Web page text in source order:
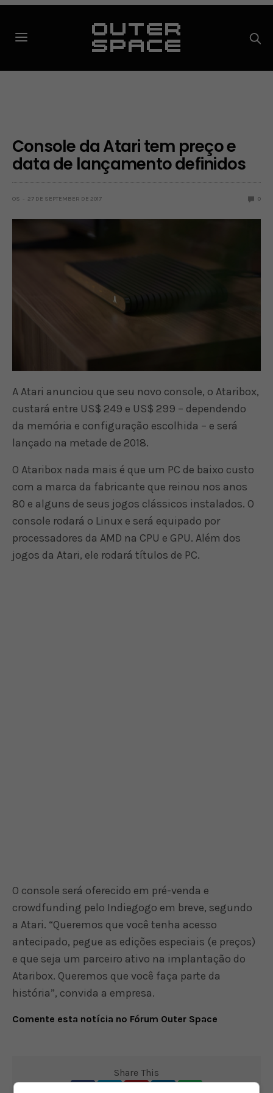
Console da Atari tem preço e
data de lançamento definidos
OS 27 DE SEPTEMBER DE 2017 0
A Atari anunciou que seu novo console, o Ataribox,
custará entre US$ 249 e US$ 299 – dependendo
da memória e configuração escolhida – e será
lançado na metade de 2018.
O Ataribox nada mais é que um PC de baixo custo
com a marca da fabricante que reinou nos anos
80 e alguns de seus jogos clássicos instalados. O
console rodará o Linux e será equipado por
processadores da AMD na CPU e GPU. Além dos
jogos da Atari, ele rodará títulos de PC.
O console será oferecido em pré-venda e
crowdfunding pelo Indiegogo em breve, segundo
a Atari. “Queremos que você tenha acesso
antecipado, pegue as edições especiais (e preços)
e que seja um parceiro ativo na implantação do
Ataribox. Queremos que você faça parte da
história”, convida a empresa.
Comente esta notícia no Fórum Outer Space
Share This